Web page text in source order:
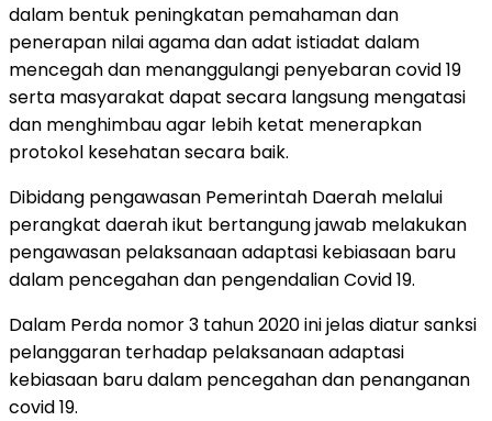
dalam bentuk peningkatan pemahaman dan
penerapan nilai agama dan adat istiadat dalam
mencegah dan menanggulangi penyebaran covid 19
serta masyarakat dapat secara langsung mengatasi
dan menghimbau agar lebih ketat menerapkan
protokol kesehatan secara baik.
Dibidang pengawasan Pemerintah Daerah melalui
perangkat daerah ikut bertangung jawab melakukan
pengawasan pelaksanaan adaptasi kebiasaan baru
dalam pencegahan dan pengendalian Covid 19.
Dalam Perda nomor 3 tahun 2020 ini jelas diatur sanksi
pelanggaran terhadap pelaksanaan adaptasi
kebiasaan baru dalam pencegahan dan penanganan
covid 19.